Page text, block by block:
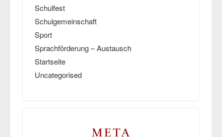
Schulfest
Schulgemeinschaft
Sport
Sprachförderung – Austausch
Startseite
Uncategorised
META